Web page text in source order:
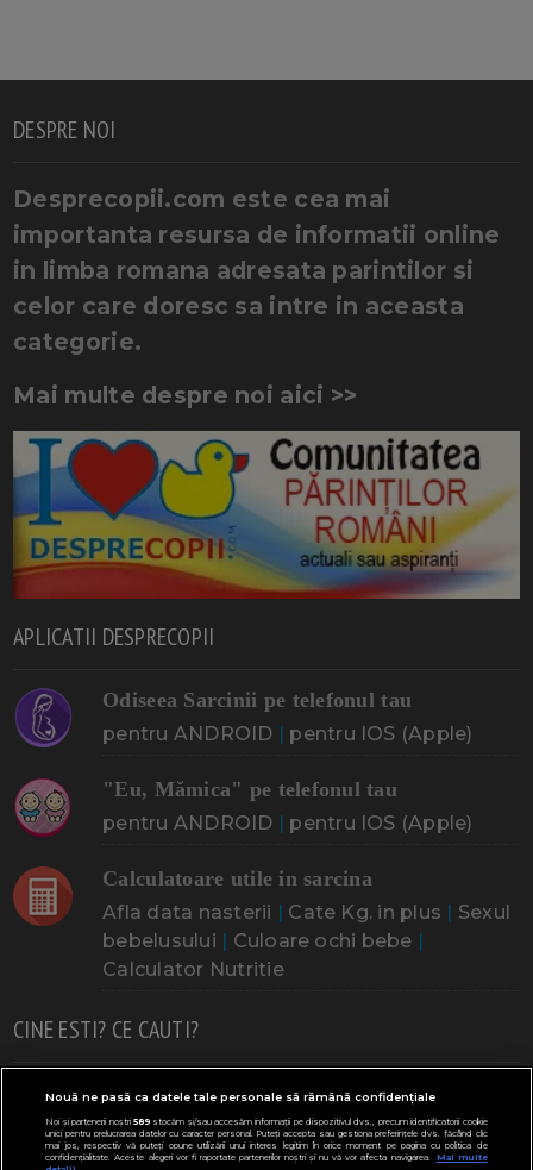
DESPRE NOI
Desprecopii.com este cea mai
importanta resursa de informatii online
in limba romana adresata parintilor si
celor care doresc sa intre in aceasta
categorie.
Mai multe despre noi aici >>
APLICATII DESPRECOPII
Odiseea Sarcinii pe telefonul tau
pentru ANDROID pentru IOS (Apple)
"Eu, Mămica" pe telefonul tau
pentru ANDROID pentru IOS (Apple)
Calculatoare utile in sarcina
Afla data nasterii Cate Kg. in plus
Sexul
bebelusului
Culoare ochi bebe
Calculator Nutritie
CINE ESTI? CE CAUTI?
Doresc un copil Adoptia Probleme cu sarcina
Urmeaza sa nasc Probleme alaptare Bebe plange
Nouă ne pasă ca datele tale personale să rămână confidențiale
Noi și partenerii noștri589stocăm și/sau accesăm informații pe dispozitivul dvs., precum identificatorii cookie
unici pentru prelucrarea datelor cu caracter personal. Puteți accepta sau gestiona preferințele dvs. făcând clic
mai jos, respectiv vă puteți opune utilizării unui interes legitim în orice moment pe pagina cu politica de
confidențialitate. Aceste alegeri vor fi raportate partenerilor noștri și nu vă vor afecta navigarea.
Mai multe